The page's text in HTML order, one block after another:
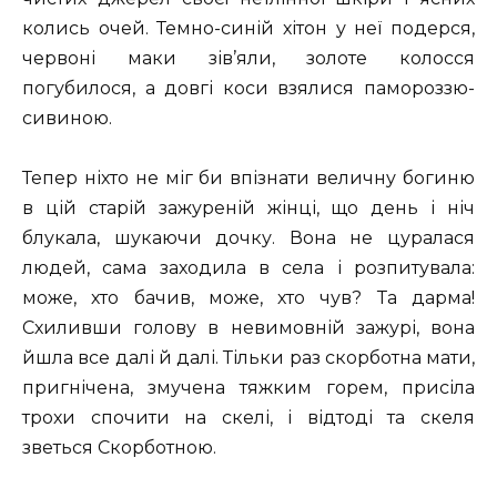
колись очей. Темно-синій хітон у неї подерся,
червоні маки зів’яли, золоте колосся
погубилося, а довгі коси взялися памороззю-
сивиною.
Тепер ніхто не міг би впізнати величну богиню
в цій старій зажуреній жінці, що день і ніч
блукала, шукаючи дочку. Вона не цуралася
людей, сама заходила в села і розпитувала:
може, хто бачив, може, хто чув? Та дарма!
Схиливши голову в невимовній зажурі, вона
йшла все далі й далі. Тільки раз скорботна мати,
пригнічена, змучена тяжким горем, присіла
трохи спочити на скелі, і відтоді та скеля
зветься Скорботною.